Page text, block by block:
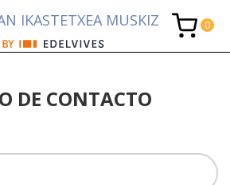
IKASTETXEA MUSKIZ
DE CONTACTO